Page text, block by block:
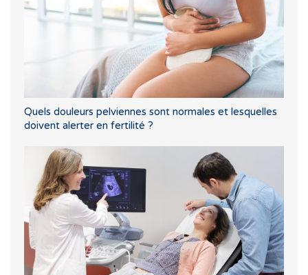
Quels douleurs pelviennes sont normales et lesquelles
doivent alerter en fertilité ?